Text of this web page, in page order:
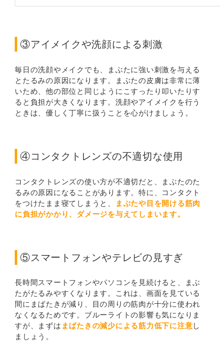
③アイメイクや洗顔による刺激
毎日の洗顔やメイクでも、まぶたに強い刺激を与える
とたるみの原因になります。まぶたの皮膚は非常に薄
いため、他の部位と同じようにこすったり叩いたりす
ると負担が大きくなります。洗顔やアイメイクを行う
ときは、優しく丁寧に扱うことを心がけましょう。
④コンタクトレンズの不適切な使用
コンタクトレンズの使い方が不適切だと、まぶたのた
るみの原因になることがあります。特に、コンタクト
をつけたまま寝てしまうと、
まぶたや目を開ける筋肉
に負担がかかり、ダメージを与えてしまいます。
⑤スマートフォンやテレビの見すぎ
長時間スマートフォンやパソコンを見続けると、まぶ
たがたるみやすくなります。これは、画面を見ている
間にまばたきが減り、目の周りの筋肉が十分に使われ
なくなるためです。ブルーライトの影響も気になりま
すが、まずは まばたきの減少による筋力低下に注意し
ましょう。